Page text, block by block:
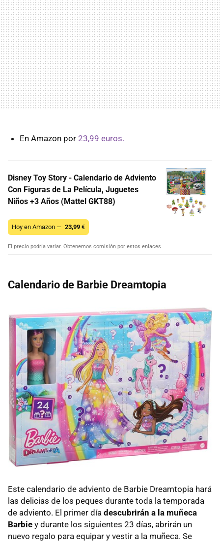
En Amazon por 23,99 euros.
Disney Toy Story - Calendario de Adviento
Con Figuras de La Película, Juguetes
Niños +3 Años (Mattel GKT88)
Hoy en Amazon — 23,99 €
El precio podría variar. Obtenemos comisión por estos enlaces
Calendario de Barbie Dreamtopia
Este calendario de adviento de Barbie Dreamtopia hará
las delicias de los peques durante toda la temporada
de adviento. El primer día descubrirán a la muñeca
Barbie y durante los siguientes 23 días, abrirán un
nuevo regalo para equipar y vestir a la muñeca. Se